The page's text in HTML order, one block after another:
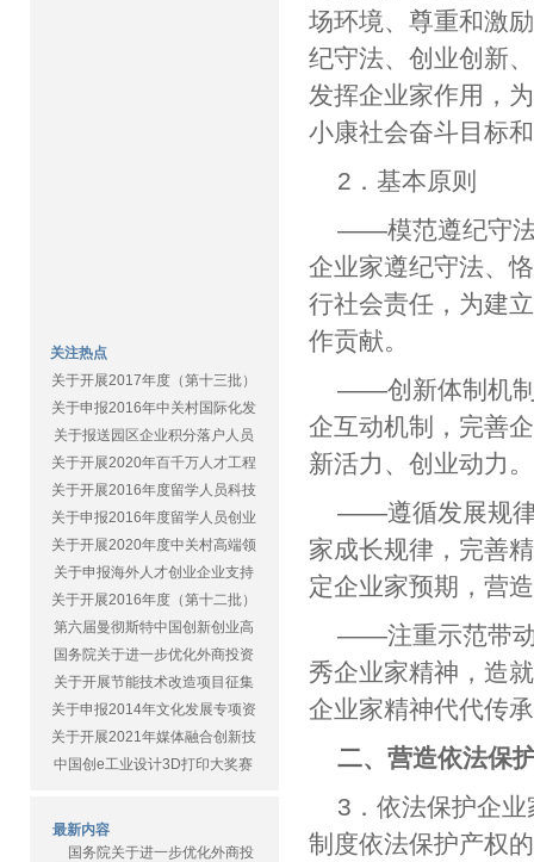
关注热点
关于开展2017年度（第十三批）
关于申报2016年中关村国际化发
关于报送园区企业积分落户人员
关于开展2020年百千万人才工程
关于开展2016年度留学人员科技
关于申报2016年度留学人员创业
关于开展2020年度中关村高端领
关于申报海外人才创业企业支持
关于开展2016年度（第十二批）
第六届曼彻斯特中国创新创业高
国务院关于进一步优化外商投资
关于开展节能技术改造项目征集
关于申报2014年文化发展专项资
关于开展2021年媒体融合创新技
中国创e工业设计3D打印大奖赛
最新内容
国务院关于进一步优化外商投
场环境、尊重和激
纪守法、创业创新
发挥企业家作用，
小康社会奋斗目标
2．基本原则
——模范遵纪守法
企业家遵纪守法、
行社会责任，为建
作贡献。
——创新体制机制
企互动机制，完善
新活力、创业动力。
——遵循发展规律
家成长规律，完善
定企业家预期，营
——注重示范带动
秀企业家精神，造
企业家精神代代传
二、营造依法保
3．依法保护企
制度依法保护产权